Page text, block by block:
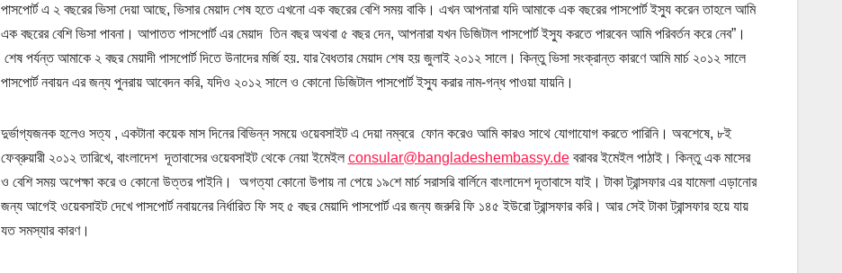
পাসপোর্ট এ ২ বছরের ভিসা দেয়া আছে, ভিসার মেয়াদ শেষ হতে এখনো এক বছরের বেশি সময় বাকি। এখন আপনারা যদি আমাকে এক বছরের পাসপোর্ট ইস্যু করেন তাহলে আমি
এক বছরের বেশি ভিসা পাবনা। আপাতত পাসপোর্ট এর মেয়াদ তিন বছর অথবা ৫ বছর দেন, আপনারা যখন ডিজিটাল পাসপোর্ট ইস্যু করতে পারবেন আমি পরিবর্তন করে নেব”।
শেষ পর্যন্ত আমাকে ২ বছর মেয়াদী পাসপোর্ট দিতে উনাদের মর্জি হয়. যার বৈধতার মেয়াদ শেষ হয় জুলাই ২০১২ সালে। কিন্তু ভিসা সংক্রান্ত কারণে আমি মার্চ ২০১২ সালে
পাসপোর্ট নবায়ন এর জন্য পুনরায় আবেদন করি, যদিও ২০১২ সালে ও কোনো ডিজিটাল পাসপোর্ট ইস্যু করার নাম-গন্ধ পাওয়া যায়নি।
দুর্ভাগ্যজনক হলেও সত্য , একটানা কয়েক মাস দিনের বিভিন্ন সময়ে ওয়েবসাইট এ দেয়া নম্বরে ফোন করেও আমি কারও সাথে যোগাযোগ করতে পারিনি। অবশেষে, ৮ই
ফেব্রুয়ারী ২০১২ তারিখে, বাংলাদেশ দূতাবাসের ওয়েবসাইট থেকে নেয়া ইমেইল consular@bangladeshembassy.deবরাবর ইমেইল পাঠাই। কিন্তু এক মাসের
ও বেশি সময় অপেক্ষা করে ও কোনো উত্তর পাইনি। অগত্যা কোনো উপায় না পেয়ে ১৯শে মার্চ সরাসরি বার্লিনে বাংলাদেশ দূতাবাসে যাই। টাকা ট্রান্সফার এর যামেলা এড়ানোর
জন্য আগেই ওয়েবসাইট দেখে পাসপোর্ট নবায়নের নির্ধারিত ফি সহ ৫ বছর মেয়াদি পাসপোর্ট এর জন্য জরুরি ফি ১৪৫ ইউরো ট্রান্সফার করি। আর সেই টাকা ট্রান্সফার হয়ে যায়
যত সমস্যার কারণ।